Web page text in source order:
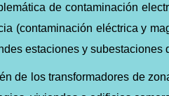
de contaminación
(contaminación eléctrica y
estaciones y subestaciones
de los transformadores de